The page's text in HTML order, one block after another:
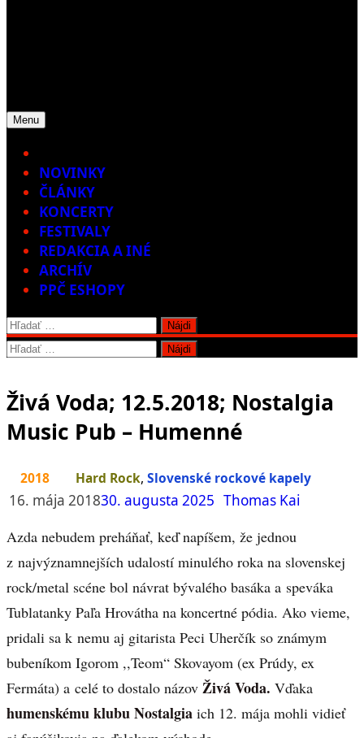
Menu
NOVINKY
ČLÁNKY
KONCERTY
FESTIVALY
REDAKCIA A INÉ
ARCHÍV
PPČ ESHOPY
Hľadať:
Hľadať:
Živá Voda; 12.5.2018; Nostalgia
Music Pub – Humenné
2018 Hard Rock, Slovenské rockové kapely
16. mája 201830. augusta 2025 Thomas Kai
Azda nebudem preháňať, keď napíšem, že jednou
z najvýznamnejších udalostí minulého roka na slovenskej
rock/metal scéne bol návrat bývalého basáka a speváka
Tublatanky Paľa Hrovátha na koncertné pódia. Ako vieme,
pridali sa k nemu aj gitarista Peci Uherčík so známym
bubeníkom Igorom ,,Teom“ Skovayom (ex Prúdy, ex
Fermáta) a celé to dostalo názov Živá Voda. Vďaka
humenskému klubu Nostalgia ich 12. mája mohli vidieť